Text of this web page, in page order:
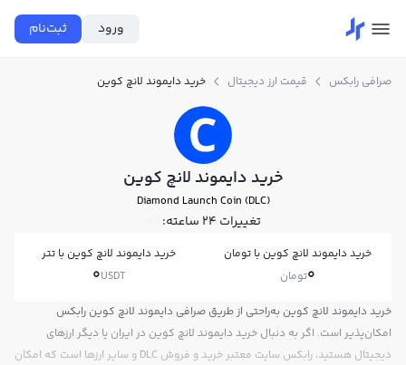
ورود ثبت‌نام
صرافی رابکس قیمت ارز دیجیتال خرید دایموند لانچ کوین
خرید دایموند لانچ کوین
Diamond Launch Coin (DLC)
تغییرات ۲۴ ساعته: 0%
خرید دایموند لانچ کوین با تومان
0تومان
خرید دایموند لانچ کوین با تتر
0USDT
خرید دایموند لانچ کوین به‌راحتی از طریق صرافی دایموند لانچ کوین رابکس
امکان‌پذیر است. اگر به دنبال خرید دایموند لانچ کوین در ایران یا دیگر ارزهای
دیجیتال هستید، رابکس سایت معتبر خرید و فروش DLC و سایر ارزها است که امکان